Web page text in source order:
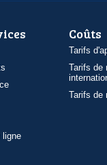
ligne
Coûts
Tarifs
Tarifs de
Tarifs de